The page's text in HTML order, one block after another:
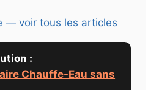
— voir tous les articles
:
Chauffe-Eau sans